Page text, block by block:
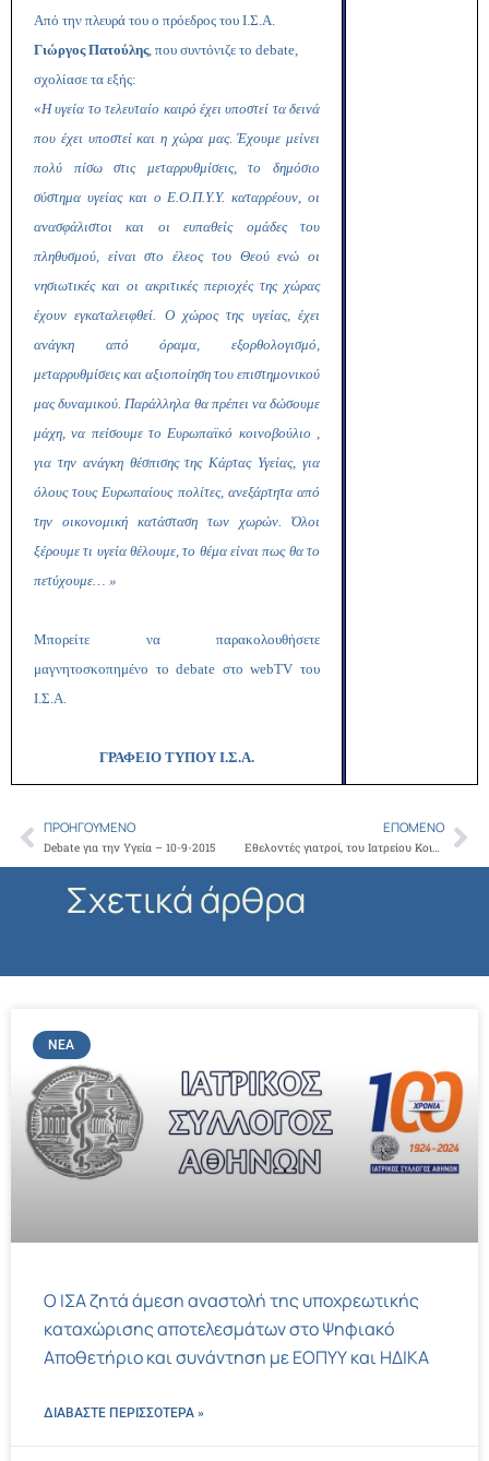
Από την πλευρά του ο πρόεδρος του Ι.Σ.Α.
Γιώργος Πατούλης, που συντόνιζε το debate,
σχολίασε τα εξής:
«Η υγεία το τελευταίο καιρό έχει υποστεί τα δεινά
που έχει υποστεί και η χώρα μας. Έχουμε μείνει
πολύ πίσω στις μεταρρυθμίσεις, το δημόσιο
σύστημα υγείας και ο Ε.Ο.Π.Υ.Υ. καταρρέουν, οι
ανασφάλιστοι και οι ευπαθείς ομάδες του
πληθυσμού, είναι στο έλεος του Θεού ενώ οι
νησιωτικές και οι ακριτικές περιοχές της χώρας
έχουν εγκαταλειφθεί. Ο χώρος της υγείας, έχει
ανάγκη από όραμα, εξορθολογισμό,
μεταρρυθμίσεις και αξιοποίηση του επιστημονικού
μας δυναμικού. Παράλληλα θα πρέπει να δώσουμε
μάχη, να πείσουμε το Ευρωπαϊκό κοινοβούλιο ,
για την ανάγκη θέσπισης της Κάρτας Υγείας, για
όλους τους Ευρωπαίους πολίτες, ανεξάρτητα από
την οικονομική κατάσταση των χωρών. Όλοι
ξέρουμε τι υγεία θέλουμε, το θέμα είναι πως θα το
πετύχουμε… »
Μπορείτε να παρακολουθήσετε
μαγνητοσκοπημένο τοdebate στοwebTVτου
Ι.Σ.Α.
ΓΡΑΦΕΙΟ ΤΥΠΟΥ Ι.Σ.Α.
Prev
ΠΡΟΗΓΟΎΜΕΝΟ
Debate για την Υγεία – 10-9-2015
ΕΠΌΜΕΝΟ
Εθελοντές γιατροί, του Ιατρείου Κοινωνικής Αποστολής μετέβησαν στην Μυτιλήνη, για να συνδράμουν στην προσπάθεια της υπηρεσιακής κυβέρνησης για την υγειονομική κάλυψη των μεταναστών
Σχετικά άρθρα
ΝΈΑ
Ο ΙΣΑ ζητά άμεση αναστολή της υποχρεωτικής
καταχώρισης αποτελεσμάτων στο Ψηφιακό
Αποθετήριο και συνάντηση με ΕΟΠΥΥ και ΗΔΙΚΑ
ΔΙΑΒΑΣΤΕ ΠΕΡΙΣΣΌΤΕΡΑ »